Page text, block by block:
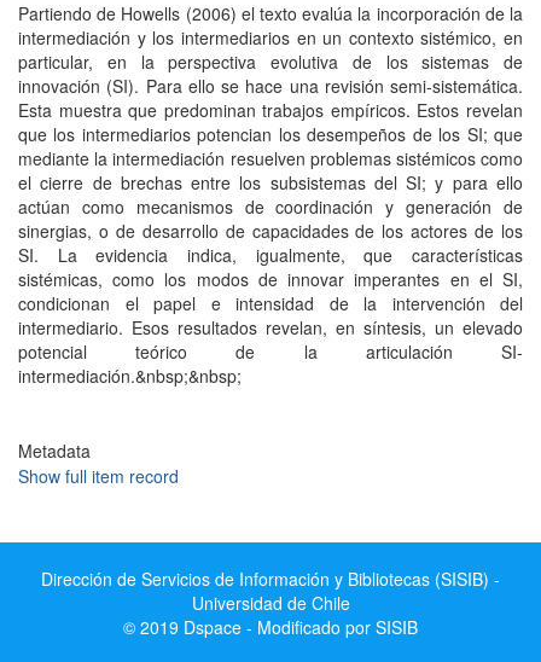
Partiendo de Howells (2006) el texto evalúa la incorporación de la
intermediación y los intermediarios en un contexto sistémico, en
particular, en la perspectiva evolutiva de los sistemas de
innovación (SI). Para ello se hace una revisión semi-sistemática.
Esta muestra que predominan trabajos empíricos. Estos revelan
que los intermediarios potencian los desempeños de los SI; que
mediante la intermediación resuelven problemas sistémicos como
el cierre de brechas entre los subsistemas del SI; y para ello
actúan como mecanismos de coordinación y generación de
sinergias, o de desarrollo de capacidades de los actores de los
SI. La evidencia indica, igualmente, que características
sistémicas, como los modos de innovar imperantes en el SI,
condicionan el papel e intensidad de la intervención del
intermediario. Esos resultados revelan, en síntesis, un elevado
potencial teórico de la articulación SI-
intermediación.&nbsp;&nbsp;
Metadata
Show full item record
Dirección de Servicios de Información y Bibliotecas (SISIB) -
Universidad de Chile
© 2019 Dspace - Modificado por SISIB